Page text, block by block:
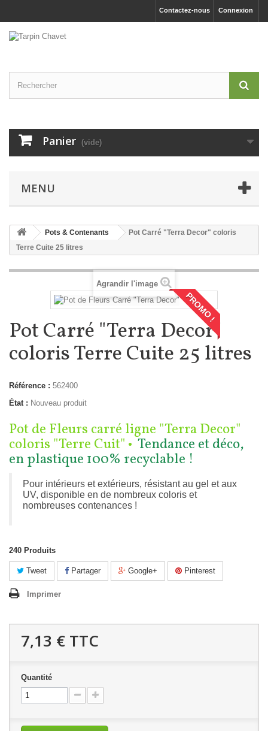
Connexion
Contactez-nous
Panier (vide)
MENU
Pots & Contenants
Pot Carré "Terra Decor" coloris
Terre Cuite 25 litres
PROMO !
Agrandir l'image
Pot Carré "Terra Decor"
coloris Terre Cuite 25 litres
Référence : 562400
État : Nouveau produit
Pot de Fleurs carré ligne "Terra Decor"
coloris "Terre Cuit" • Tendance et déco,
en plastique 100% recyclable !
Pour intérieurs et extérieurs, résistant au gel et aux
UV, disponible en de nombreux coloris et
nombreuses contenances !
240 Produits
Tweet Partager Google+ Pinterest
Imprimer
7,13 € TTC
Quantité